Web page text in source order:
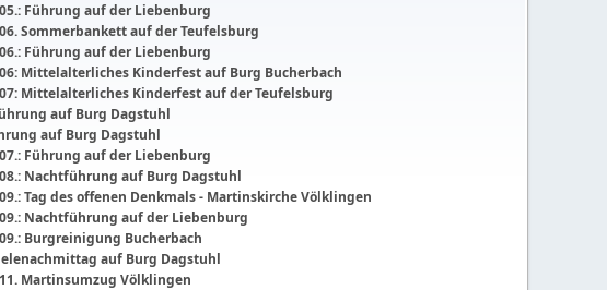
Führung auf der Liebenburg
Sommerbankett auf der Teufelsburg
Führung auf der Liebenburg
Mittelalterliches Kinderfest auf Burg Bucherbach
Mittelalterliches Kinderfest auf der Teufelsburg
auf Burg Dagstuhl
auf Burg Dagstuhl
Führung auf der Liebenburg
Nachtführung auf Burg Dagstuhl
Tag des offenen Denkmals - Martinskirche Völklingen
Nachtführung auf der Liebenburg
Burgreinigung Bucherbach
auf Burg Dagstuhl
Martinsumzug Völklingen